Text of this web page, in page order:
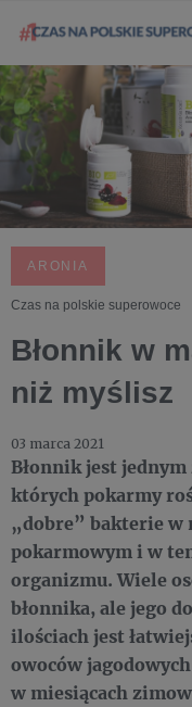
ARONIA
Czas na polskie superowoce
Błonnik w
niż myślisz
03 marca 2021
Błonnik jest jednym
których pokarmy
„dobre” bakterie w
pokarmowym i w
organizmu. Wiele
błonnika, ale jego
ilościach jest
owoców
w miesiącach